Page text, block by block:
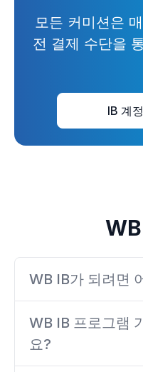
모든 커미션은
전 결제 수단을
IB 계
WB IB가 되려면
WB IB 프로그램
요?